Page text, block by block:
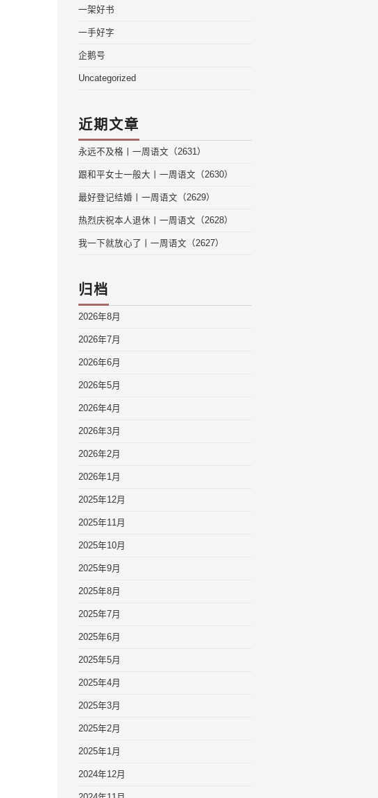
一架好书
一手好字
企鹅号
Uncategorized
近期文章
永远不及格丨一周语文（2631）
跟和平女士一般大丨一周语文（2630）
最好登记结婚丨一周语文（2629）
热烈庆祝本人退休丨一周语文（2628）
我一下就放心了丨一周语文（2627）
归档
2026年8月
2026年7月
2026年6月
2026年5月
2026年4月
2026年3月
2026年2月
2026年1月
2025年12月
2025年11月
2025年10月
2025年9月
2025年8月
2025年7月
2025年6月
2025年5月
2025年4月
2025年3月
2025年2月
2025年1月
2024年12月